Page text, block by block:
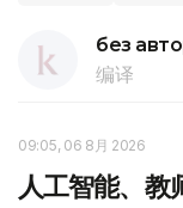
без
编译
09:05, 06 8月 2026
人工智能、